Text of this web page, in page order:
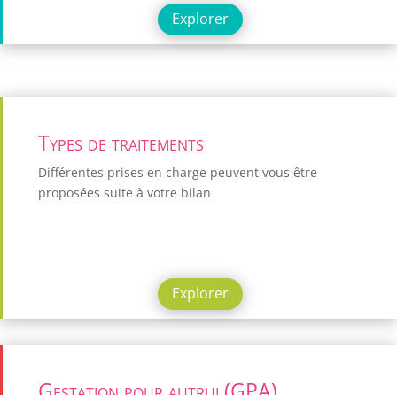
Explorer
Types de traitements
Différentes prises en charge peuvent vous être
proposées suite à votre bilan
Explorer